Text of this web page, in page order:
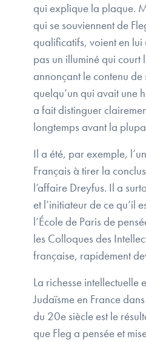
qui explique la plaque.
qui se souviennent de
qualificatifs, voient en
pas un illuminé qui court
annonçant le contenu de
quelqu’un qui avait une
a fait distinguer
longtemps avant la
Il a été, par exemple,
Français à tirer la
l’affaire Dreyfus. Il a
et l’initiateur de ce qu’il
l’École de Paris de
les Colloques des
française, rapidement
La richesse intellectuelle
Judaïsme en France
du 20e siècle est le
que Fleg a pensée et